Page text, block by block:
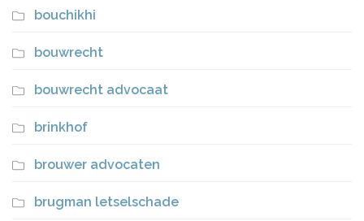
bouchikhi
bouwrecht
bouwrecht advocaat
brinkhof
brouwer advocaten
brugman letselschade